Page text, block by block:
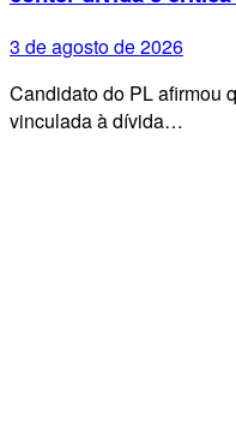
3 de agosto de 2026
Candidato do PL afirmou
vinculada à dívida…